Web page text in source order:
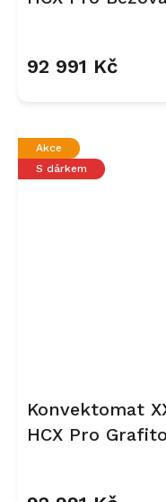
92 991 Kč
Akce
S dárkem
Konvektomat
HCX Pro